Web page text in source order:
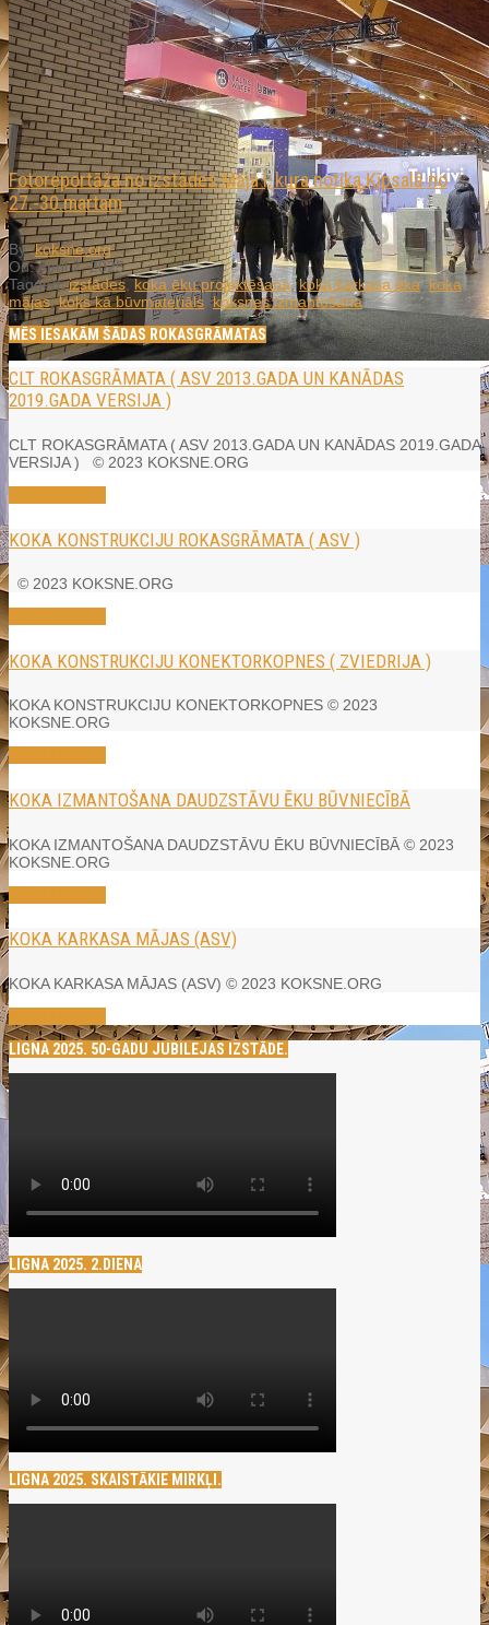
Fotoreportāža no izstādes Māja I, kura notika Ķīpsalā no
27.-30.martam
By: koksne.org
On:April 2, 2025
Tagged: izstādes,koka ēku projektēšana,koka karkasa ēka,koka
mājas,koks kā būvmateriāls ,koksnes izmantošana
MĒS IESAKĀM ŠĀDAS ROKASGRĀMATAS
CLT ROKASGRĀMATA ( ASV 2013.GADA UN KANĀDAS
2019.GADA VERSIJA )
CLT ROKASGRĀMATA ( ASV 2013.GADA UN KANĀDAS 2019.GADA
VERSIJA ) © 2023 KOKSNE.ORG
KOKA KONSTRUKCIJU ROKASGRĀMATA ( ASV )
© 2023 KOKSNE.ORG
KOKA KONSTRUKCIJU KONEKTORKOPNES ( ZVIEDRIJA )
KOKA KONSTRUKCIJU KONEKTORKOPNES © 2023
KOKSNE.ORG
KOKA IZMANTOŠANA DAUDZSTĀVU ĒKU BŪVNIECĪBĀ
KOKA IZMANTOŠANA DAUDZSTĀVU ĒKU BŪVNIECĪBĀ © 2023
KOKSNE.ORG
KOKA KARKASA MĀJAS (ASV)
KOKA KARKASA MĀJAS (ASV) © 2023 KOKSNE.ORG
LIGNA 2025. 50-GADU JUBILEJAS IZSTĀDE.
LIGNA 2025. 2.DIENA
LIGNA 2025. SKAISTĀKIE MIRKĻI.